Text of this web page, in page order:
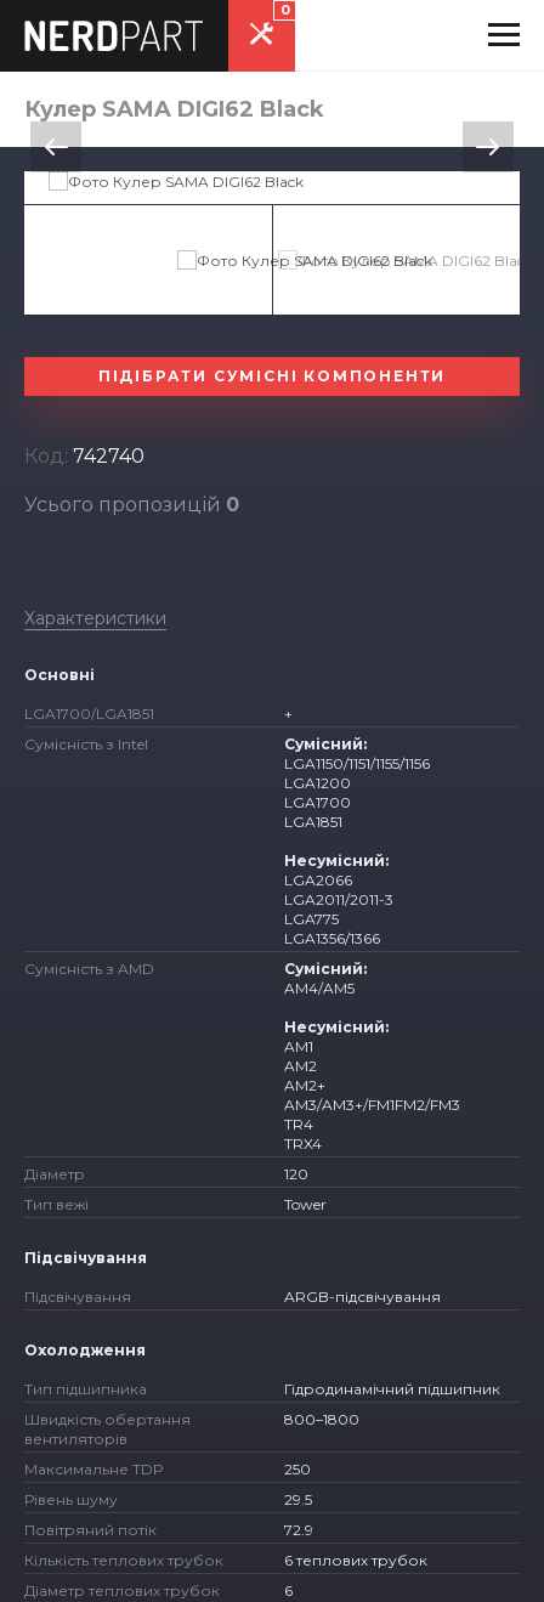
0
Кулер SAMA DIGI62 Black
Код: 742740
Усього пропозицій 0
ПІДІБРАТИ СУМІСНІ КОМПОНЕНТИ
Характеристики
Основні
LGA1700/LGA1851
+
Сумісність з Intel
Сумісний:
LGA1150/1151/1155/1156
LGA1200
LGA1700
LGA1851
Несумісний:
LGA2066
LGA2011/2011-3
LGA775
LGA1356/1366
Сумісність з AMD
Сумісний:
AM4/AM5
Несумісний:
AM1
AM2
AM2+
AM3/AM3+/FM1FM2/FM3
TR4
TRX4
Діаметр
120
Тип вежі
Tower
Підсвічування
Підсвічування ARGB-підсвічування
Охолодження
Тип підшипника
Гідродинамічний підшипник
Швидкість обертання
вентиляторів
800–1800
Максимальне TDP
250
Рівень шуму
29.5
Повітряний потік
72.9
Кількість теплових трубок
6 теплових трубок
Діаметр теплових трубок
6